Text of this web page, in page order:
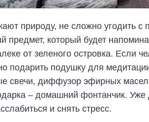
природу, не сложно угодить
предмет, который будет
от зеленого островка. Если
подарить подушку для
свечи, диффузор эфирных
– домашний фонтанчик. Уже
и снять стресс.